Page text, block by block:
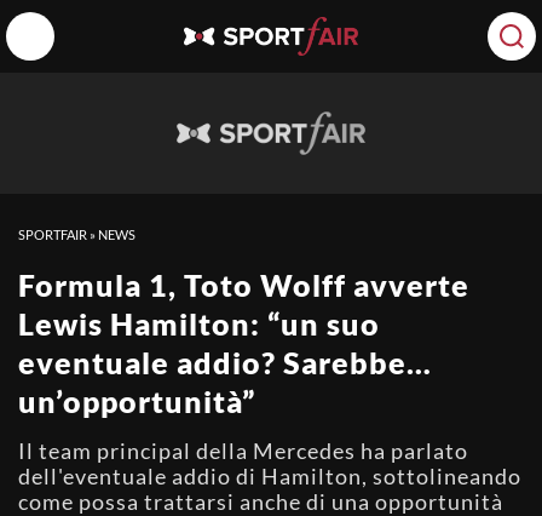
SPORTFAIR » NEWS
Formula 1, Toto Wolff avverte
Lewis Hamilton: “un suo
eventuale addio? Sarebbe…
un’opportunità”
Il team principal della Mercedes ha parlato
dell'eventuale addio di Hamilton, sottolineando
come possa trattarsi anche di una opportunità